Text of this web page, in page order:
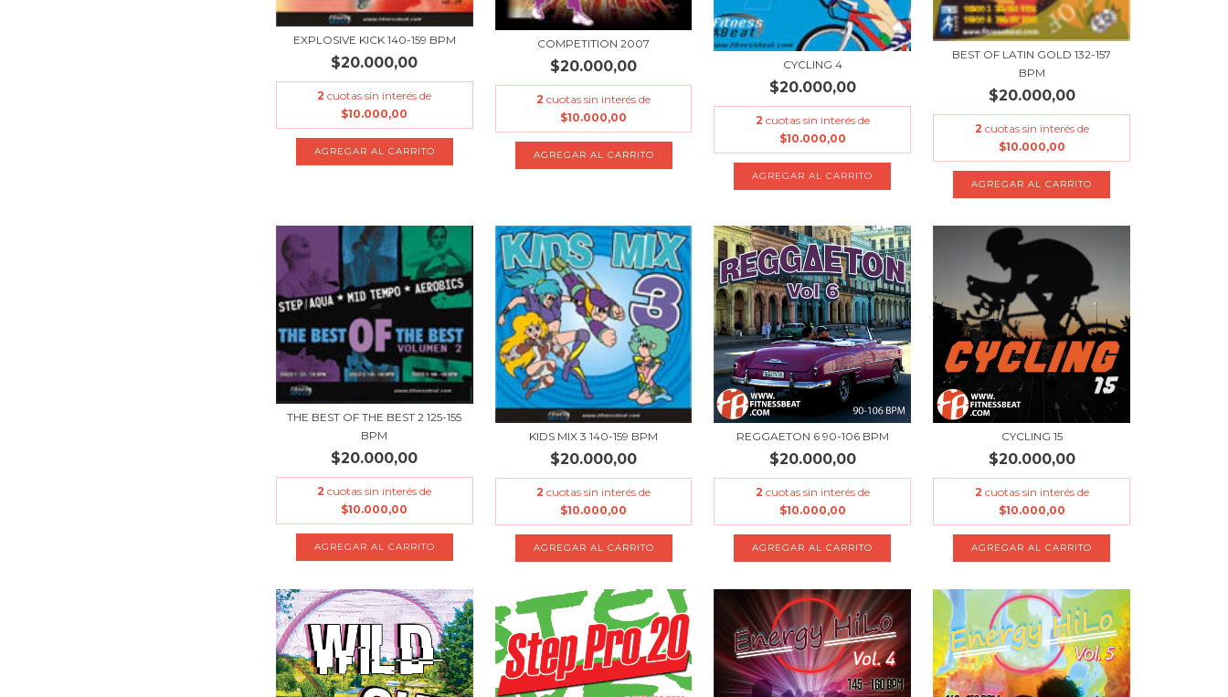
EXPLOSIVE KICK 140-159 BPM
$20.000,00
2 cuotas sin interés de
$10.000,00
COMPETITION 2007
$20.000,00
2 cuotas sin interés de
$10.000,00
CYCLING 4
$20.000,00
2 cuotas sin interés de
$10.000,00
BEST OF LATIN GOLD 132-157
BPM
$20.000,00
2 cuotas sin interés de
$10.000,00
THE BEST OF THE BEST 2 125-155
BPM
$20.000,00
2 cuotas sin interés de
$10.000,00
KIDS MIX 3 140-159 BPM
$20.000,00
2 cuotas sin interés de
$10.000,00
REGGAETON 6 90-106 BPM
$20.000,00
2 cuotas sin interés de
$10.000,00
CYCLING 15
$20.000,00
2 cuotas sin interés de
$10.000,00